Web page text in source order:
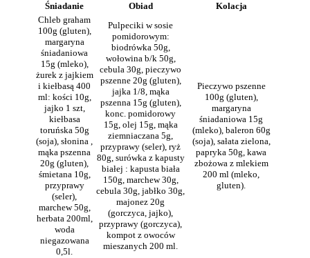
Śniadanie Obiad
Kolacja
Chleb graham
100g (gluten),
margaryna
śniadaniowa
15g (mleko),
żurek z jajkiem
i kiełbasą 400
ml: kości 10g,
jajko 1 szt,
kiełbasa
toruńska 50g
(soja), słonina ,
mąka pszenna
20g (gluten),
śmietana 10g,
przyprawy
(seler),
marchew 50g,
herbata 200ml,
woda
niegazowana
0,5l.
Pulpeciki w sosie
pomidorowym:
biodrówka 50g,
wołowina b/k 50g,
cebula 30g, pieczywo
pszenne 20g (gluten),
jajka 1/8, mąka
pszenna 15g (gluten),
konc. pomidorowy
15g, olej 15g, mąka
ziemniaczana 5g,
przyprawy (seler), ryż
80g, surówka z kapusty
białej : kapusta biała
150g, marchew 30g,
cebula 30g, jabłko 30g,
majonez 20g
(gorczyca, jajko),
przyprawy (gorczyca),
kompot z owoców
mieszanych 200 ml.
Pieczywo pszenne
100g (gluten),
margaryna
śniadaniowa 15g
(mleko), baleron 60g
(soja), sałata zielona,
papryka 50g, kawa
zbożowa z mlekiem
200 ml (mleko,
gluten).